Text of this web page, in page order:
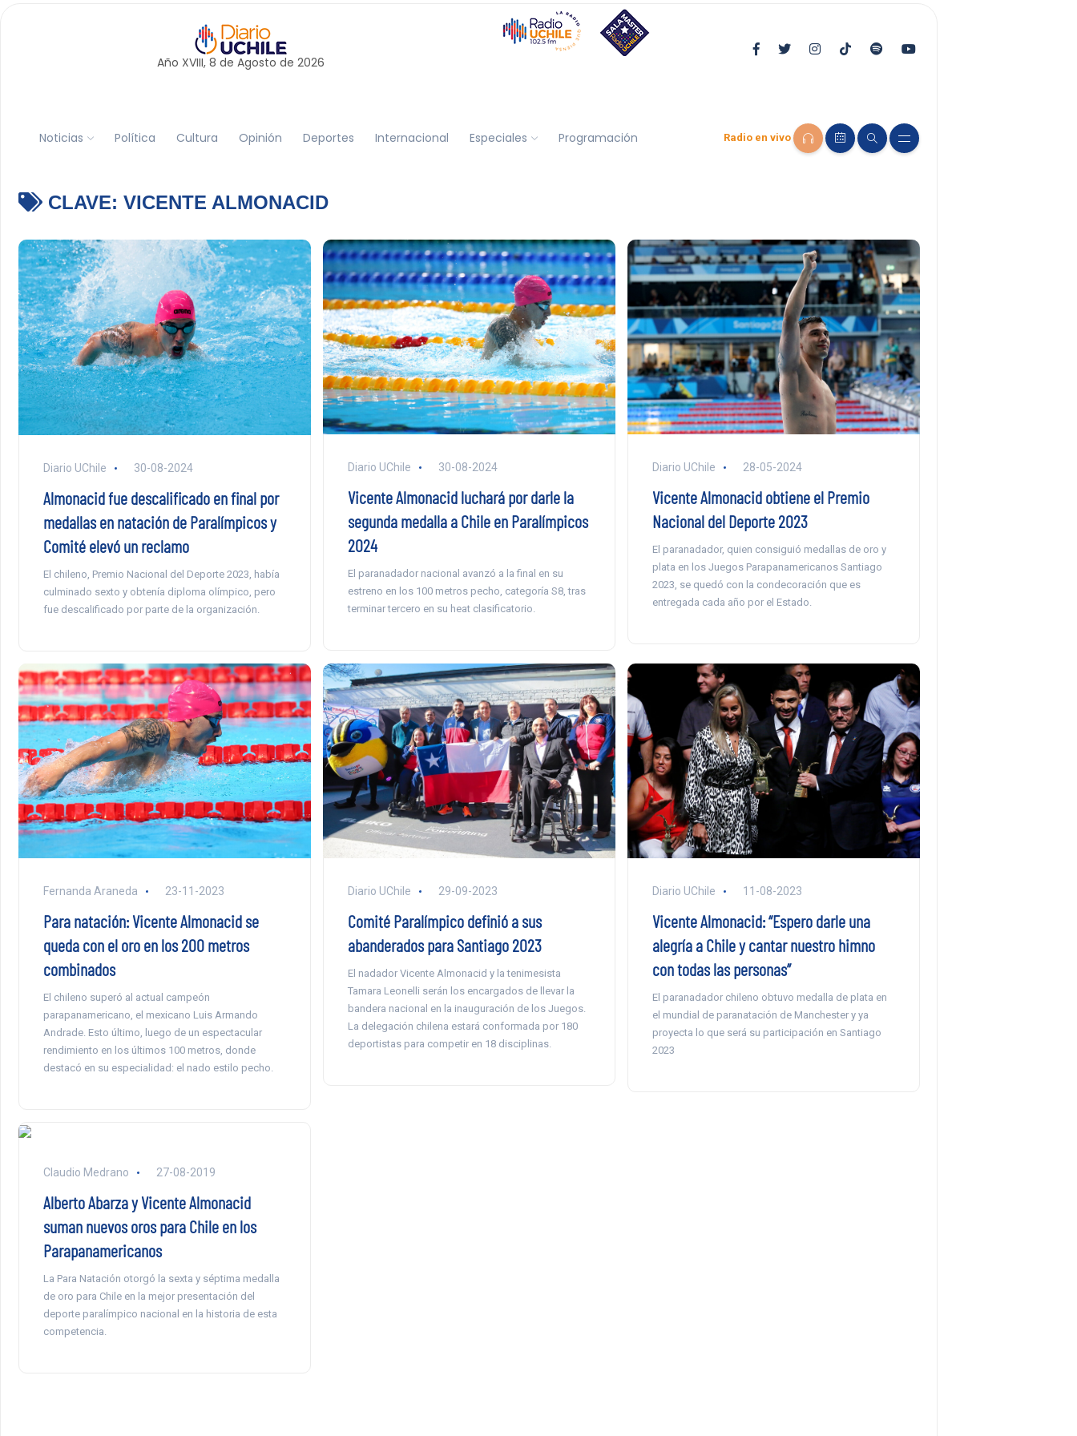
Año XVIII, 8 de Agosto de 2026
Noticias Política Cultura Opinión Deportes Internacional Especiales Programación Radio en vivo
CLAVE: VICENTE ALMONACID
Diario UChile 30-08-2024
Almonacid fue descalificado en final por
medallas en natación de Paralímpicos y
Comité elevó un reclamo
El chileno, Premio Nacional del Deporte 2023, había
culminado sexto y obtenía diploma olímpico, pero
fue descalificado por parte de la organización.
Diario UChile 30-08-2024
Vicente Almonacid luchará por darle la
segunda medalla a Chile en Paralímpicos
2024
El paranadador nacional avanzó a la final en su
estreno en los 100 metros pecho, categoría S8, tras
terminar tercero en su heat clasificatorio.
Diario UChile 28-05-2024
Vicente Almonacid obtiene el Premio
Nacional del Deporte 2023
El paranadador, quien consiguió medallas de oro y
plata en los Juegos Parapanamericanos Santiago
2023, se quedó con la condecoración que es
entregada cada año por el Estado.
Fernanda Araneda 23-11-2023
Para natación: Vicente Almonacid se
queda con el oro en los 200 metros
combinados
El chileno superó al actual campeón
parapanamericano, el mexicano Luis Armando
Andrade. Esto último, luego de un espectacular
rendimiento en los últimos 100 metros, donde
destacó en su especialidad: el nado estilo pecho.
Diario UChile 29-09-2023
Comité Paralímpico definió a sus
abanderados para Santiago 2023
El nadador Vicente Almonacid y la tenimesista
Tamara Leonelli serán los encargados de llevar la
bandera nacional en la inauguración de los Juegos.
La delegación chilena estará conformada por 180
deportistas para competir en 18 disciplinas.
Diario UChile 11-08-2023
Vicente Almonacid: “Espero darle una
alegría a Chile y cantar nuestro himno
con todas las personas”
El paranadador chileno obtuvo medalla de plata en
el mundial de paranatación de Manchester y ya
proyecta lo que será su participación en Santiago
2023
Claudio Medrano 27-08-2019
Alberto Abarza y Vicente Almonacid
suman nuevos oros para Chile en los
Parapanamericanos
La Para Natación otorgó la sexta y séptima medalla
de oro para Chile en la mejor presentación del
deporte paralímpico nacional en la historia de esta
competencia.